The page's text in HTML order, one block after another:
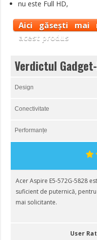
nu este Full HD,
Aici găsești mai
acest produs
Verdictul
Design
Conectivitate
Performanțe
Acer Aspire E5-572G-5828
suficient de puternică,
mai solicitante.
User